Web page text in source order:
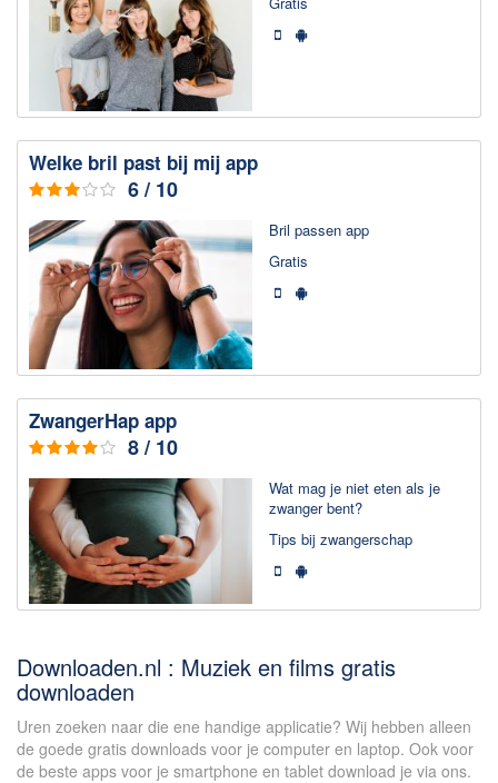
Webbrowsers
Downloaden.nl : Muziek en films gratis
downloaden
Uren zoeken naar die ene handige applicatie? Wij hebben alleen
de goede gratis downloads voor je computer en laptop. Ook voor
de beste apps voor je smartphone en tablet download je via ons.
Welke bril past bij mij app
6 / 10
Bril passen app
Gratis
ZwangerHap app
8 / 10
Wat mag je niet eten als je
zwanger bent?
Tips bij zwangerschap